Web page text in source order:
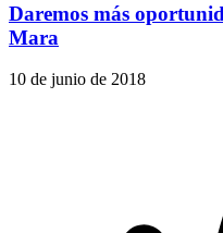
Daremos más
Mara
10 de junio de 2018